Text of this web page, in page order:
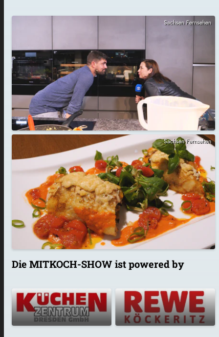
Sachsen Fernsehen
Sachsen Fernsehen
Die MITKOCH-SHOW ist powered by